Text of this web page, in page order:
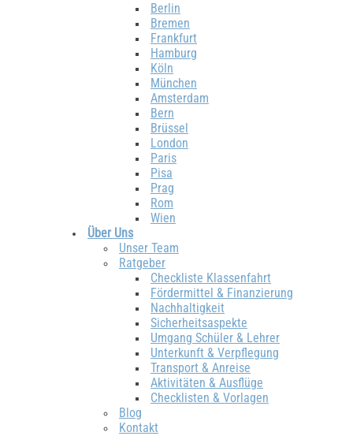
Berlin
Bremen
Frankfurt
Hamburg
Köln
München
Amsterdam
Bern
Brüssel
London
Paris
Pisa
Prag
Rom
Wien
Über Uns
Unser Team
Ratgeber
Checkliste Klassenfahrt
Fördermittel & Finanzierung
Nachhaltigkeit
Sicherheitsaspekte
Umgang Schüler & Lehrer
Unterkunft & Verpflegung
Transport & Anreise
Aktivitäten & Ausflüge
Checklisten & Vorlagen
Blog
Kontakt